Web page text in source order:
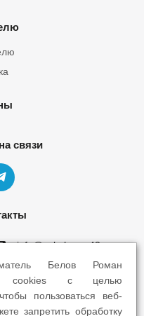
связи
info@yokohama43.ru
5Б
7А
Белов Роман
cookies с целью
пользоваться веб-
запретить обработку